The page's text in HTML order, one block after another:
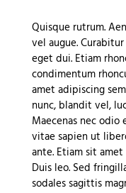
Quisque rutrum.
vel augue.
eget dui. Etiam
condimentum
amet adipiscing
nunc, blandit vel,
Maecenas nec
vitae sapien ut
ante. Etiam sit
Duis leo. Sed
sodales sagittis